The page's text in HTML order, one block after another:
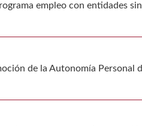
empleo con entidades
de la Autonomía Personal